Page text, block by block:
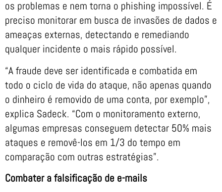
os problemas e nem torna o phishing impossível. É
preciso monitorar em busca de invasões de dados e
ameaças externas, detectando e remediando
qualquer incidente o mais rápido possível.
“A fraude deve ser identificada e combatida em
todo o ciclo de vida do ataque, não apenas quando
o dinheiro é removido de uma conta, por exemplo”,
explica Sadeck. “Com o monitoramento externo,
algumas empresas conseguem detectar 50% mais
ataques e removê-los em 1/3 do tempo em
comparação com outras estratégias”.
Combater a falsificação de e-mails